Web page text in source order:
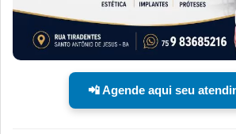
📲 Agende aqui seu